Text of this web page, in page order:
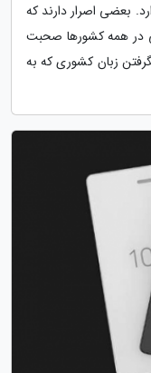
بعضی اصرار دارند که
در همه کشورها صحبت
زبان کشوری که به